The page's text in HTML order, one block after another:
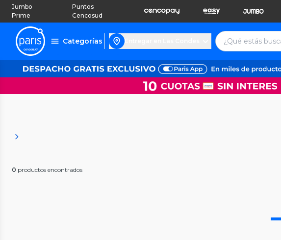
Jumbo
Prime
Puntos
Cencosud
Categorías
0 productos encontrados